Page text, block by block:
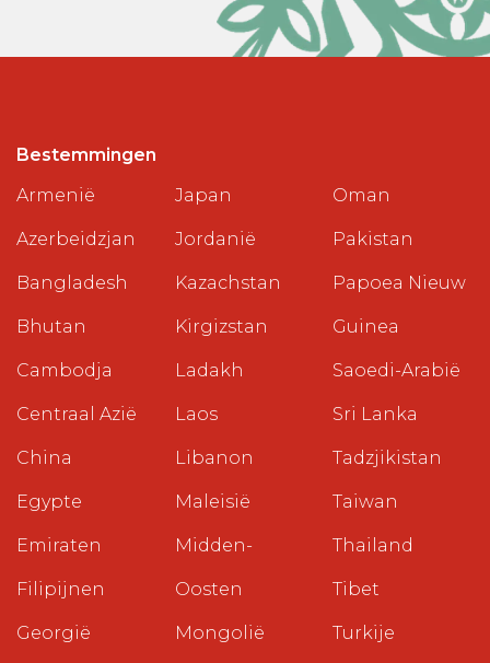
Bestemmingen
Armenië
Azerbeidzjan
Bangladesh
Bhutan
Cambodja
Centraal Azië
China
Egypte
Emiraten
Filipijnen
Georgië
Japan
Jordanië
Kazachstan
Kirgizstan
Ladakh
Laos
Libanon
Maleisië
Midden-
Oosten
Mongolië
Oman
Pakistan
Papoea Nieuw
Guinea
Saoedi-Arabië
Sri Lanka
Tadzjikistan
Taiwan
Thailand
Tibet
Turkije